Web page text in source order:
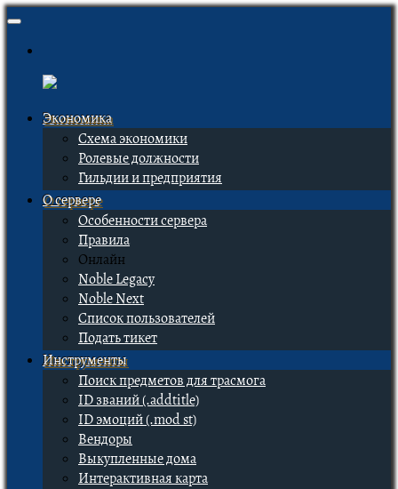
Экономика
Схема экономики
Ролевые должности
Гильдии и предприятия
О сервере
Особенности сервера
Правила
Онлайн
Noble Legacy
Noble Next
Список пользователей
Подать тикет
Инструменты
Поиск предметов для трасмога
ID званий (.addtitle)
ID эмоций (.mod st)
Вендоры
Выкупленные дома
Интерактивная карта